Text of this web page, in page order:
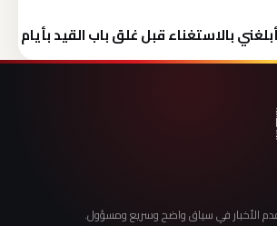
بالاستغناء قبل غلق باب القيد بأيام
الأخبار في سياق واضح وسريع ومسؤول.